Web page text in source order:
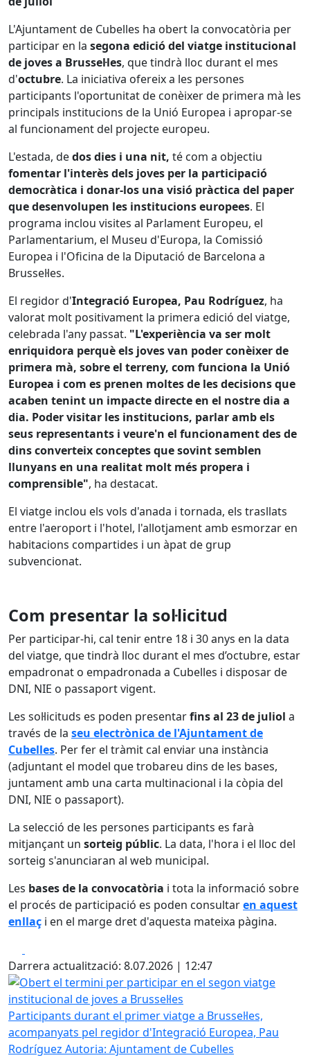
L'Ajuntament de Cubelles ha obert la convocatòria per
participar en la segona edició del viatge institucional
de joves a Brussel·les, que tindrà lloc durant el mes
d'octubre. La iniciativa ofereix a les persones
participants l'oportunitat de conèixer de primera mà les
principals institucions de la Unió Europea i apropar-se
al funcionament del projecte europeu.
L'estada, dedos dies i una nit, té com a objectiu
fomentar l'interès dels joves per la participació
democràtica i donar-los una visió pràctica del paper
que desenvolupen les institucions europees. El
programa inclou visites al Parlament Europeu, el
Parlamentarium, el Museu d'Europa, la Comissió
Europea i l'Oficina de la Diputació de Barcelona a
Brussel·les.
El regidor d'Integració Europea, Pau Rodríguez, ha
valorat molt positivament la primera edició del viatge,
celebrada l'any passat. "L'experiència va ser molt
enriquidora perquè els joves van poder conèixer de
primera mà, sobre el terreny, com funciona la Unió
Europea i com es prenen moltes de les decisions que
acaben tenint un impacte directe en el nostre dia a
dia. Poder visitar les institucions, parlar amb els
seus representants i veure'n el funcionament des de
dins converteix conceptes que sovint semblen
llunyans en una realitat molt més propera i
comprensible", ha destacat.
El viatge inclou els vols d'anada i tornada, els trasllats
entre l'aeroport i l'hotel, l'allotjament amb esmorzar en
habitacions compartides i un àpat de grup
subvencionat.
Com presentar la sol·licitud
Per participar-hi, cal tenir entre 18 i 30 anys en la data
del viatge, que tindrà lloc durant el mes d’octubre, estar
empadronat o empadronada a Cubelles i disposar de
DNI, NIE o passaport vigent.
Les sol·licituds es poden presentarfins al 23 de juliol a
través de la seu electrònica de l'Ajuntament de
Cubelles. Per fer el tràmit cal enviar una instància
(adjuntant el model que trobareu dins de les bases,
juntament amb una carta multinacional i la còpia del
DNI, NIE o passaport).
La selecció de les persones participants es farà
mitjançant un sorteig públic. La data, l'hora i el lloc del
sorteig s'anunciaran al web municipal.
Les bases de la convocatòria i tota la informació sobre
el procés de participació es poden consultaren aquest
enllaç i en el marge dret d'aquesta mateixa pàgina.
Darrera actualització: 8.07.2026 | 12:47
Obert el termini per participar en el segon viatge
Participants durant el primer viatge a Brussel·les,
acompanyats pel regidor d'Integració Europea, Pau
Rodríguez Autoria: Ajuntament de Cubelles